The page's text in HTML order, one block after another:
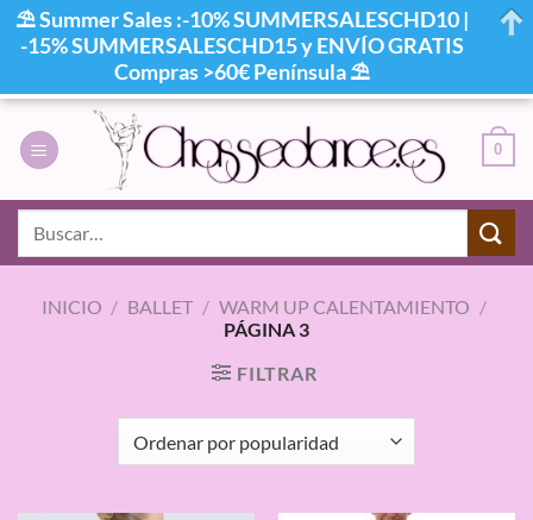
contenido
0
INICIO / BALLET / WARM UP CALENTAMIENTO /
PÁGINA 3
FILTRAR
⛱ Summer Sales :-10% SUMMERSALESCHD10 |
-15% SUMMERSALESCHD15 y ENVÍO GRATIS
Compras >60€ Península ⛱